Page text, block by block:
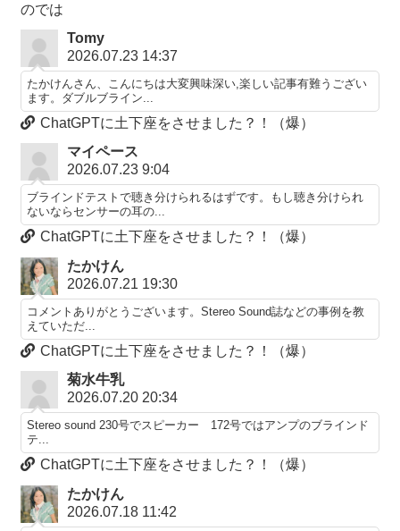
のでは
Tomy
2026.07.23 14:37
たかけんさん、こんにちは大変興味深い,楽しい記事有難うござい
ます。ダブルブライン...
ChatGPTに土下座をさせました？！（爆）
マイペース
2026.07.23 9:04
ブラインドテストで聴き分けられるはずです。もし聴き分けられ
ないならセンサーの耳の...
ChatGPTに土下座をさせました？！（爆）
たかけん
2026.07.21 19:30
コメントありがとうございます。Stereo Sound誌などの事例を教
えていただ...
ChatGPTに土下座をさせました？！（爆）
菊水牛乳
2026.07.20 20:34
Stereo sound 230号でスピーカー 172号ではアンプのブラインド
テ...
ChatGPTに土下座をさせました？！（爆）
たかけん
2026.07.18 11:42